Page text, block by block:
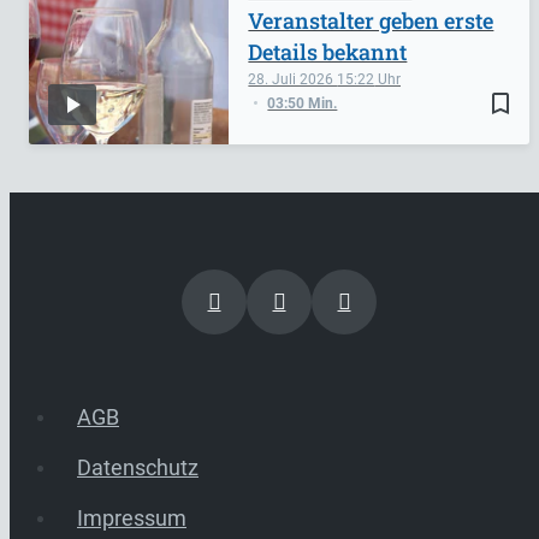
bookmark_border
28. Juli 2026 15:22
03:50 Min.
Veranstalter geben erste
Details bekannt
AGB
Datenschutz
Impressum